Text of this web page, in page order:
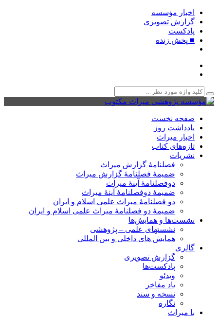
اخبار مؤسسه
گزارش تصویری
پادکست‌
■ پخش زنده
صفحه نخست
یادداشت روز
اخبار میراث
تازه‌های کتاب
نشریات
فصلنامۀ گزارش میراث
ضمیمۀ فصلنامۀ گزارش میراث
دوفصلنامۀ آینۀ میراث
ضمیمۀ دوفصلنامۀ آینۀ میراث
دو فصلنامۀ میراث علمی اسلام و ایران
ضمیمۀ دو فصلنامۀ میراث علمی اسلام و ایران
نشست‌ها و همایش‌ها
نشستهای علمی – پژوهشی
همایش های داخلی و بین المللی
گالری
گزارش تصویری
پادکست‌ها
ویدئو
یاد مفاخر
نسخه و سند
نگاره
با میراث